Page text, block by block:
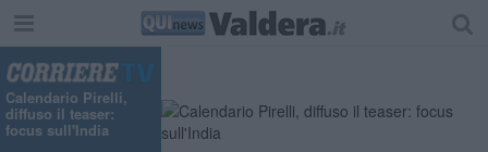
Calendario Pirelli,
diffuso il teaser:
focus sull'India